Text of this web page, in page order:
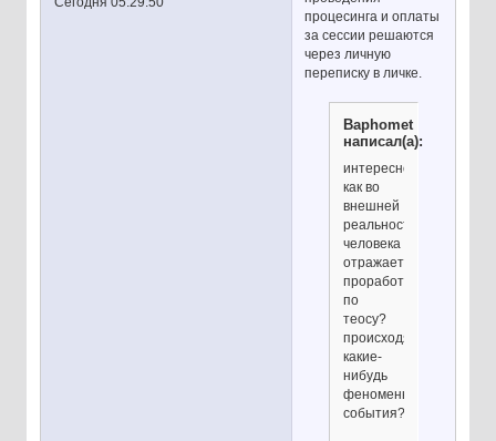
процесинга и оплаты
за сессии решаются
через личную
переписку в личке.
Baphomet
написал(а):
интересно,
как во
внешней
реальности
человека
отражается
проработка
по
теосу?
происходят
какие-
нибудь
феномены,
события?